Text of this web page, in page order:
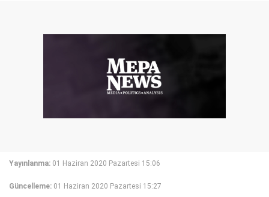
Yayınlanma: 01 Haziran 2020 Pazartesi 15:06
Güncelleme: 01 Haziran 2020 Pazartesi 15:27